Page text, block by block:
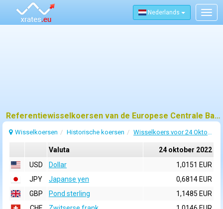
Nederlands
Referentiewisselkoersen van de Europese Centrale Bank (ECB) voor 24 oktober 2022
Wisselkoersen Historische koersen Wisselkoers voor 24 Oktober 2022
Valuta
24 oktober 2022
USD
Dollar
1,0151 EUR
JPY
Japanse yen
0,6814 EUR
GBP
Pond sterling
1,1485 EUR